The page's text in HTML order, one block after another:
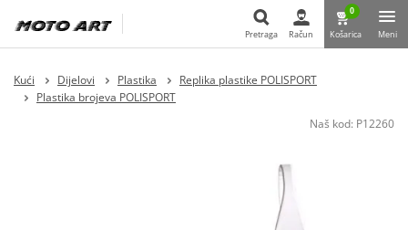
Pretraga Račun
0
Košarica Meni
Kući Dijelovi Plastika
Replika plastike POLISPORT
Plastika brojeva POLISPORT
Naš kod: P12260